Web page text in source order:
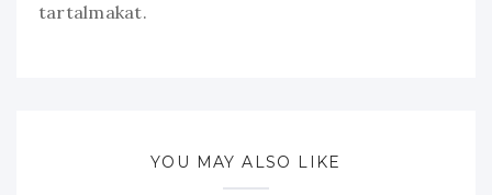
tartalmakat.
YOU MAY ALSO LIKE